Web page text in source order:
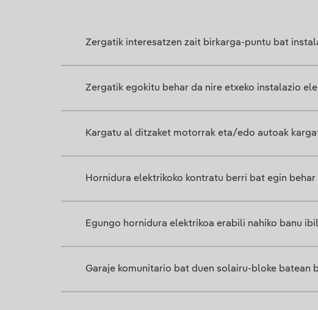
Zergatik interesatzen zait birkarga-puntu bat
Zergatik egokitu behar da nire etxeko instalazio
Kargatu al ditzaket motorrak eta/edo autoak
Hornidura elektrikoko kontratu berri bat egin
Egungo hornidura elektrikoa erabili nahiko banu
Garaje komunitario bat duen solairu-bloke batean